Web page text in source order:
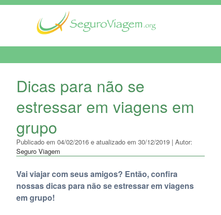
Dicas para não se
estressar em viagens em
grupo
Publicado em 04/02/2016 e atualizado em 30/12/2019 | Autor:
Seguro Viagem
Vai viajar com seus amigos? Então, confira
nossas dicas para não se estressar em viagens
em grupo!